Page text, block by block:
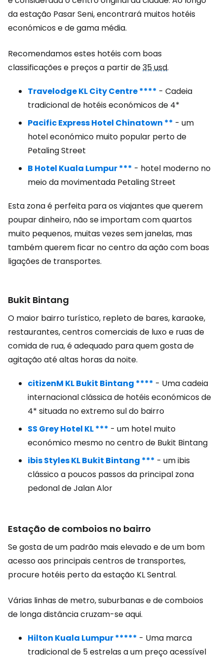
da estação Pasar Seni, encontrará muitos hotéis
económicos e de gama média.
Recomendamos estes hotéis com boas
classificações e preços a partir de35 usd.
Travelodge KL City Centre **** - Cadeia
tradicional de hotéis económicos de 4*
Pacific Express Hotel Chinatown ** - um
hotel económico muito popular perto de
Petaling Street
B Hotel Kuala Lumpur *** - hotel moderno no
meio da movimentada Petaling Street
Esta zona é perfeita para os viajantes que querem
poupar dinheiro, não se importam com quartos
muito pequenos, muitas vezes sem janelas, mas
também querem ficar no centro da ação com boas
ligações de transportes.
Bukit Bintang
O maior bairro turístico, repleto de bares, karaoke,
restaurantes, centros comerciais de luxo e ruas de
comida de rua, é adequado para quem gosta de
agitação até altas horas da noite.
citizenM KL Bukit Bintang **** - Uma cadeia
internacional clássica de hotéis económicos de
4* situada no extremo sul do bairro
SS Grey Hotel KL *** - um hotel muito
económico mesmo no centro de Bukit Bintang
ibis Styles KL Bukit Bintang *** - um ibis
clássico a poucos passos da principal zona
pedonal de Jalan Alor
Estação de comboios no bairro
Se gosta de um padrão mais elevado e de um bom
acesso aos principais centros de transportes,
procure hotéis perto da estação KL Sentral.
Várias linhas de metro, suburbanas e de comboios
de longa distância cruzam-se aqui.
Hilton Kuala Lumpur ***** - Uma marca
tradicional de 5 estrelas a um preço acessível